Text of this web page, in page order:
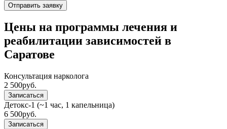
Отправить заявку
Цены на программы лечения и
реабилитации зависимостей в
Саратове
Консультация нарколога
2 500руб.
Записаться
Детокс-1 (~1 час, 1 капельница)
6 500руб.
Записаться